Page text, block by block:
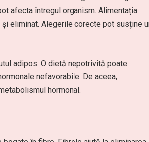
afecta întregul organism. Alimentația
eliminat. Alegerile corecte pot susține
adipos. O dietă nepotrivită poate
nefavorabile. De aceea,
hormonal.